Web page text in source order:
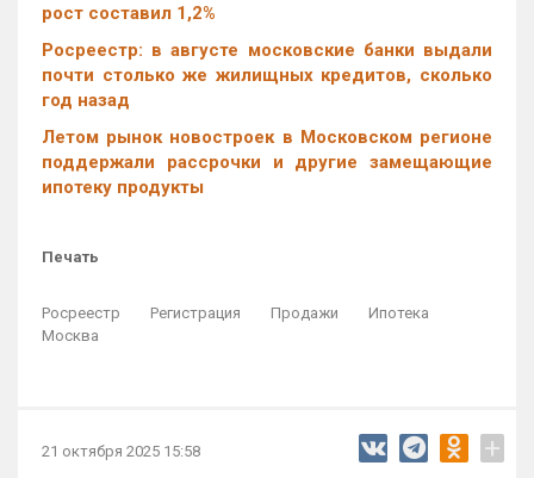
рост составил 1,2%
Росреестр: в августе московские банки выдали
почти столько же жилищных кредитов, сколько
год назад
Летом рынок новостроек в Московском регионе
поддержали рассрочки и другие замещающие
ипотеку продукты
Печать
Росреестр Регистрация Продажи
Ипотека
Москва
21 октября 2025 15:58 +